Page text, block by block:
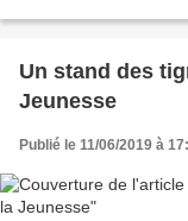
Un stand des
Jeunesse
Publié le 11/06/2019 à